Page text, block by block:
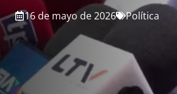
16 de mayo de 2026 Política